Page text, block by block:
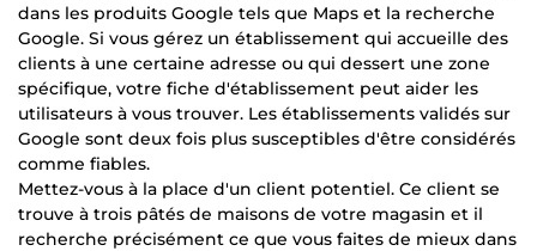
dans les produits Google tels que Maps et la recherche
Google. Si vous gérez un établissement qui accueille des
clients à une certaine adresse ou qui dessert une zone
spécifique, votre fiche d'établissement peut aider les
utilisateurs à vous trouver. Les établissements validés sur
Google sont deux fois plus susceptibles d'être considérés
comme fiables.
Mettez-vous à la place d'un client potentiel. Ce client se
trouve à trois pâtés de maisons de votre magasin et il
recherche précisément ce que vous faites de mieux dans